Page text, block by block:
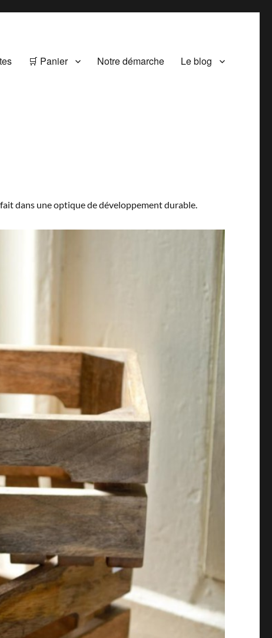
🛒 Panier Notre démarche Le blog
dans une optique de développement durable.